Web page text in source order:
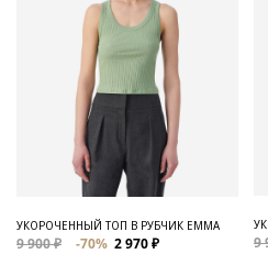
Обувь и
УКОРОЧЕННЫЙ ТОП В РУБЧИК EMMA
9 900 ₽ -70% 2 970 ₽ 9